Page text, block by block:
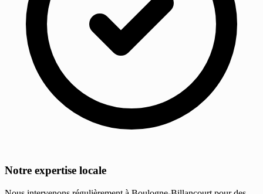
Notre expertise locale